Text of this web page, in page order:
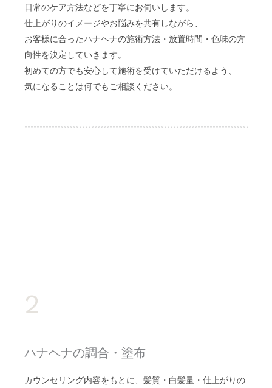
日常のケア方法などを丁寧にお伺いします。
仕上がりのイメージやお悩みを共有しながら、
お客様に合ったハナヘナの施術方法・放置時間・色味の方
向性を決定していきます。
初めての方でも安心して施術を受けていただけるよう、
気になることは何でもご相談ください。
2
ハナヘナの調合・塗布
カウンセリング内容をもとに、髪質・白髪量・仕上がりの